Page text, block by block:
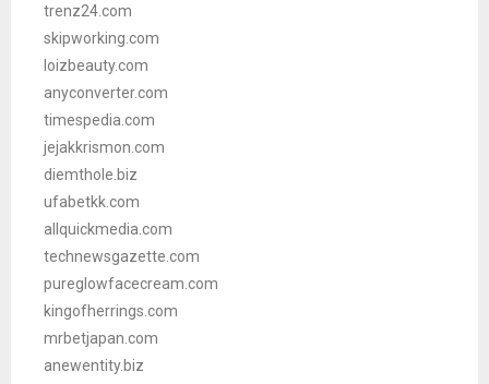
trenz24.com
skipworking.com
loizbeauty.com
anyconverter.com
timespedia.com
jejakkrismon.com
diemthole.biz
ufabetkk.com
allquickmedia.com
technewsgazette.com
pureglowfacecream.com
kingofherrings.com
mrbetjapan.com
anewentity.biz